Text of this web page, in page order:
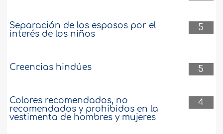
5
Separación de los esposos por el
interés de los niños
5
Creencias hindúes
4
Colores recomendados, no
recomendados y prohibidos en la
vestimenta de hombres y mujeres